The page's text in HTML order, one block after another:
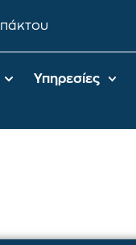
Υπηρεσίες